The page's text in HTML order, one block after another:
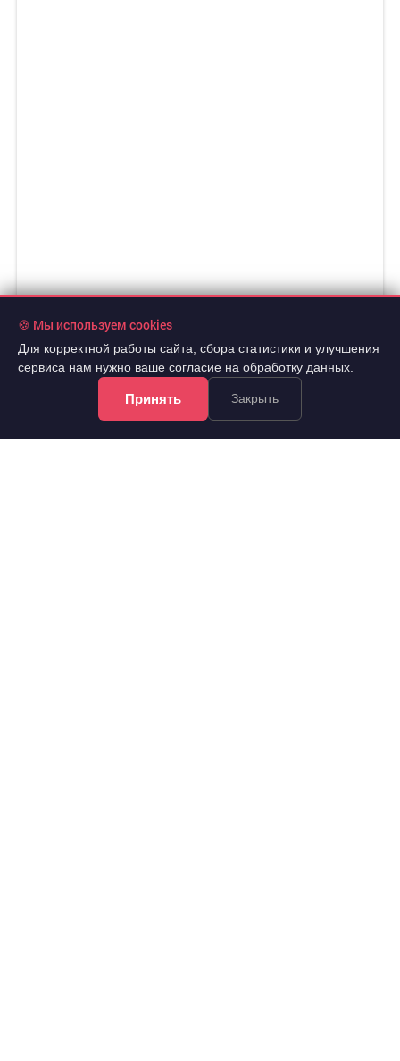
🍪 Мы используем cookies
Для корректной работы сайта, сбора статистики и улучшения
сервиса нам нужно ваше согласие на обработку данных.
Принять Закрыть